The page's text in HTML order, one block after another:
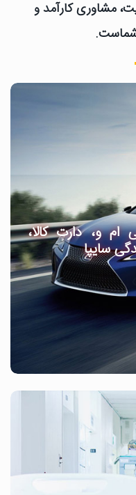
مشاوری کارآمد و
شماست.
و، دارت کالا،
سایپا